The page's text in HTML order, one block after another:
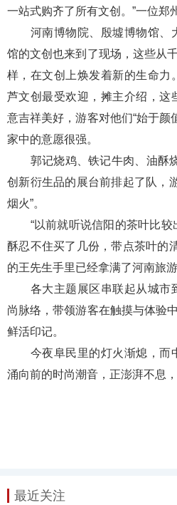
一站式购齐了所有文创。”一位郑
河南博物院、殷墟博物馆、
馆的文创也来到了现场，这些从
样，在文创上焕发着新的生命力
芦文创最受欢迎，摊主介绍，这
意吉祥美好，游客对他们“始于颜
家中的意愿很强。
郭记烧鸡、铁记牛肉、油酥
创新衍生品的展台前排起了队，
烟火”。
“以前就听说信阳的茶叶比较
酥忍不住买了几份，带点茶叶的
的王先生手里已经拿满了河南旅游
各大主题展区串联起从城市
尚脉络，带领游客在触摸与体验
鲜活印记。
今夜阜民里的灯火渐熄，而
涌向前的时尚潮音，正澎湃不息，
最近关注